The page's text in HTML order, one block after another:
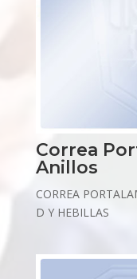
Correa
Anillos
CORREA
D Y HEBILLAS